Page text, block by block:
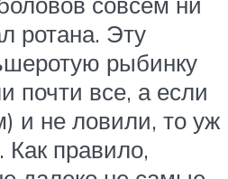
ротана. Эту
рыбинку
почти все, а если
и не ловили, то уж
правило,